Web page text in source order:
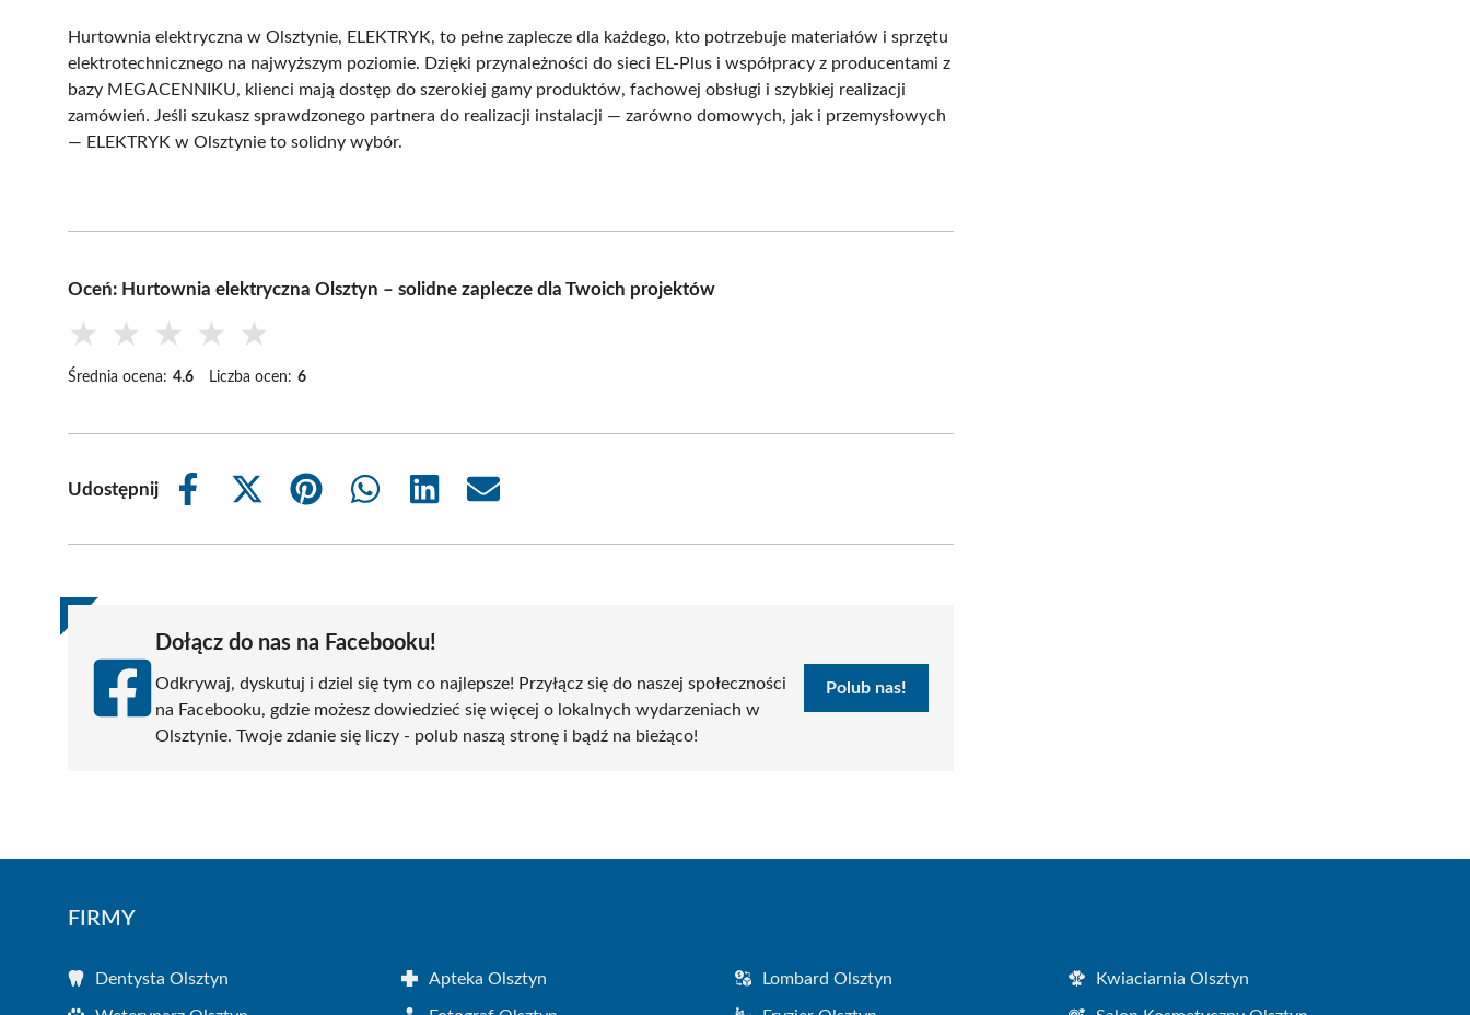
Hurtownia elektryczna w Olsztynie, ELEKTRYK, to pełne zaplecze dla każdego, kto potrzebuje materiałów i sprzętu
elektrotechnicznego na najwyższym poziomie. Dzięki przynależności do sieci EL-Plus i współpracy z producentami z
bazy MEGACENNIKU, klienci mają dostęp do szerokiej gamy produktów, fachowej obsługi i szybkiej realizacji
zamówień. Jeśli szukasz sprawdzonego partnera do realizacji instalacji — zarówno domowych, jak i przemysłowych
— ELEKTRYK w Olsztynie to solidny wybór.
Oceń: Hurtownia elektryczna Olsztyn – solidne zaplecze dla Twoich projektów
★ ★ ★ ★ ★
Średnia ocena: 4.6 Liczba ocen: 6
Udostępnij
Share
Share
(Twitter)
Share
Share
Share
Share
Dołącz do nas na Facebooku!
Odkrywaj, dyskutuj i dziel się tym co najlepsze! Przyłącz się do naszej społeczności
na Facebooku, gdzie możesz dowiedzieć się więcej o lokalnych wydarzeniach w
Olsztynie. Twoje zdanie się liczy - polub naszą stronę i bądź na bieżąco!
Polub nas!
FIRMY
Dentysta Olsztyn Apteka Olsztyn Lombard Olsztyn Kwiaciarnia Olsztyn